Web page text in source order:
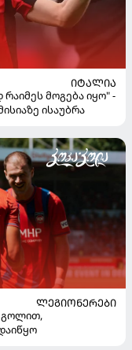
ᲘᲢᲐᲚᲘᲐ
მოგება იყო" -
ისაუბრა
ᲚᲔᲒᲘᲝᲜᲔᲠᲔᲑᲘ
გოლით,